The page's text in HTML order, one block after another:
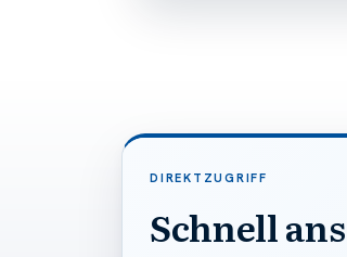
DIREKTZUGRIFF
Schnell